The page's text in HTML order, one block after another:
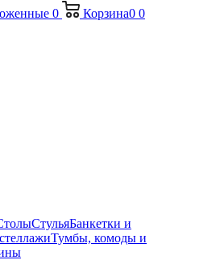
0 Корзина0 0
СтульяБанкетки и
Тумбы, комоды и